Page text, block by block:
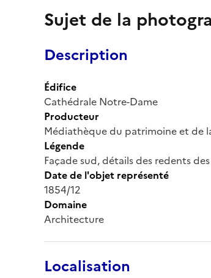
Sujet de la
Description
Édifice
Cathédrale Notre-Dame
Producteur
Médiathèque du patrimoine et de
Légende
Façade sud, détails des redents
Date de l'objet représenté
1854/12
Domaine
Architecture
Localisation